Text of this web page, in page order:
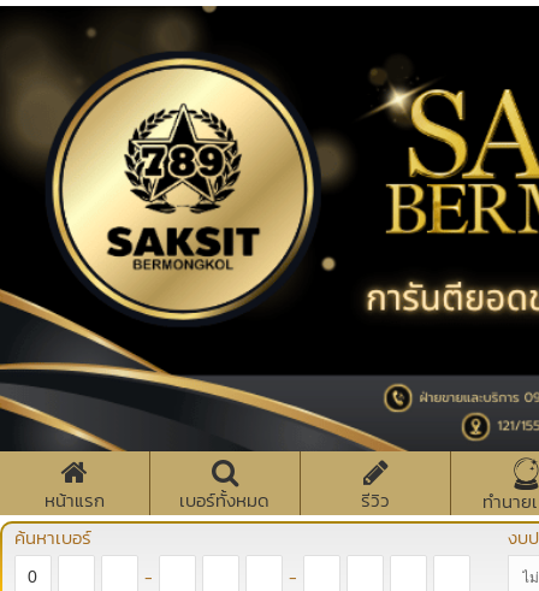
หน้าแรก เบอร์ทั้งหมด รีวิว
ทำนาย
ค้นหาเบอร์
- -
งบ